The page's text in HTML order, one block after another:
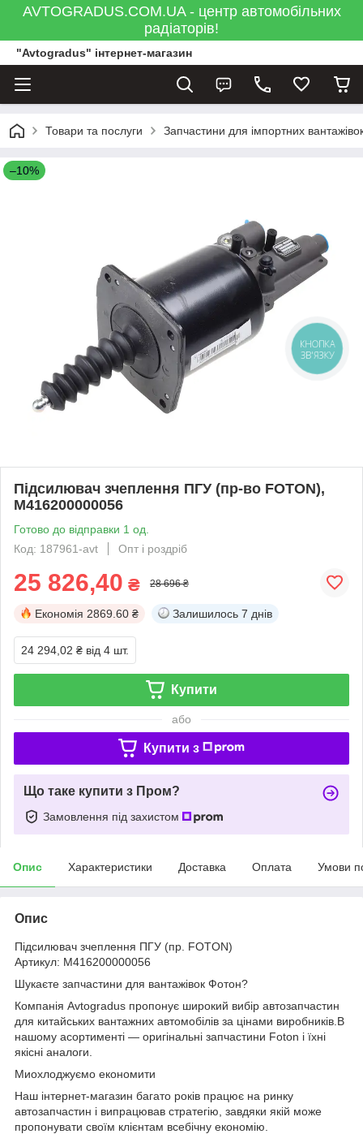
AVTOGRADUS.COM.UA - центр автомобільних
радіаторів!
"Avtogradus" інтернет-магазин
Товари та послуги Запчастини для імпортних
–10%
Підсилювач зчеплення ПГУ (пр-во FOTON),
M416200000056
Готово до відправки 1 од.
Код: 187961-avt
Опт і роздріб
25 826,40 ₴ 28 696 ₴
Економія 2869.60 ₴ Залишилось 7 днів
24 294,02 ₴ від 4 шт.
Купити
або
Купити з
Що таке купити з Пром?
Замовлення під захистом
Опис Характеристики Доставка Оплата Умови
Опис
Підсилювач зчеплення ПГУ (пр. FOTON)
Артикул: M416200000056
Шукаєте запчастини для вантажівок Фотон?
Компанія Avtogradus пропонує широкий вибір автозапчастин
для китайських вантажних автомобілів за цінами виробників.В
нашому асортименті — оригінальні запчастини Foton і їхні
якісні аналоги.
Миохлоджуємо економити
Наш інтернет-магазин багато років працює на ринку
автозапчастин і випрацював стратегію, завдяки якій може
пропонувати своїм клієнтам всебічну економію.
КНОПКА
ЗВ'ЯЗКУ